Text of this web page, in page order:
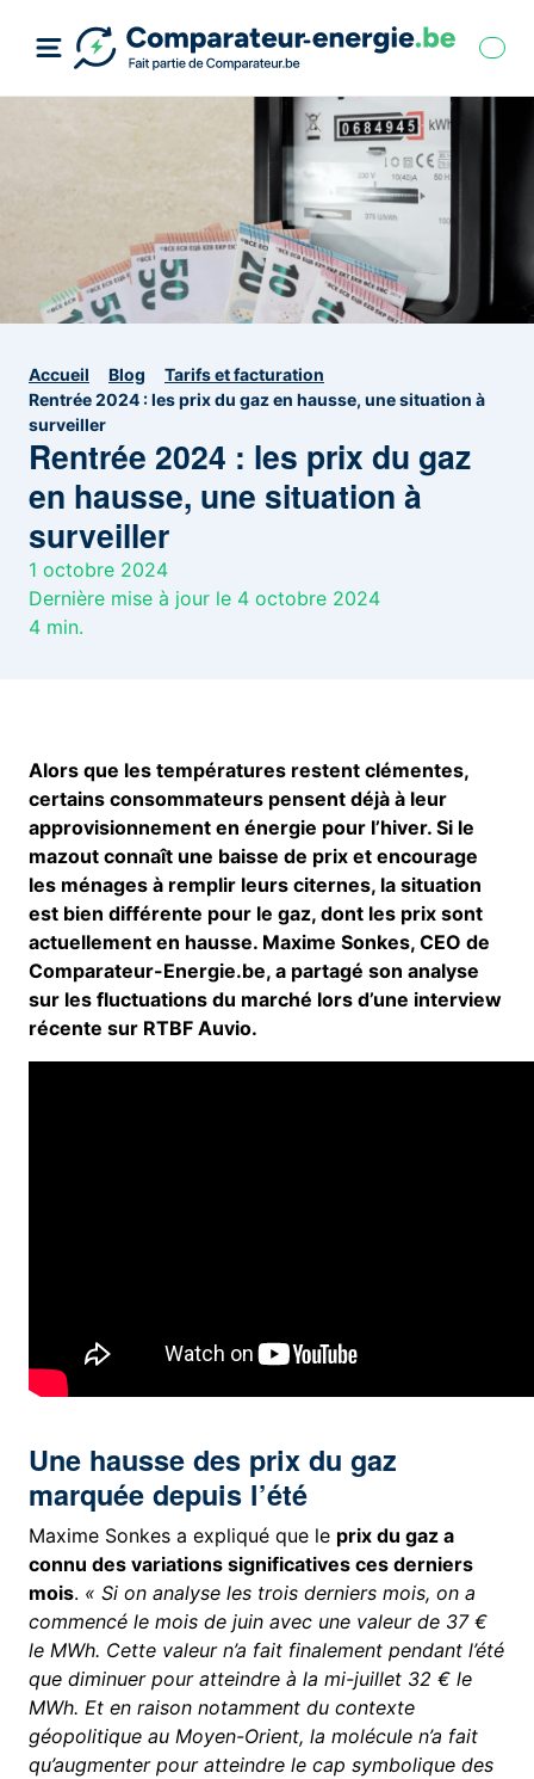
Accueil Blog
Tarifs et facturation
Rentrée 2024 : les prix du gaz en hausse, une situation à
surveiller
Rentrée 2024 : les prix du gaz
en hausse, une situation à
surveiller
1 octobre 2024
Dernière mise à jour le 4 octobre 2024
4 min.
Alors que les températures restent clémentes,
certains consommateurs pensent déjà à leur
approvisionnement en énergie pour l’hiver. Si le
mazout connaît une baisse de prix et encourage
les ménages à remplir leurs citernes, la situation
est bien différente pour le gaz, dont les prix sont
actuellement en hausse. Maxime Sonkes, CEO de
Comparateur-Energie.be, a partagé son analyse
sur les fluctuations du marché lors d’une interview
récente sur RTBF Auvio.
Une hausse des prix du gaz
marquée depuis l’été
Maxime Sonkes a expliqué que le prix du gaz a
connu des variations significatives ces derniers
mois. « Si on analyse les trois derniers mois, on a
commencé le mois de juin avec une valeur de 37 €
le MWh. Cette valeur n’a fait finalement pendant l’été
que diminuer pour atteindre à la mi-juillet 32 € le
MWh. Et en raison notamment du contexte
géopolitique au Moyen-Orient, la molécule n’a fait
qu’augmenter pour atteindre le cap symbolique des